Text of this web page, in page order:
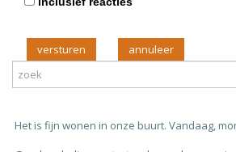
versturen
Het is fijn wonen in onze buurt. Vandaag,